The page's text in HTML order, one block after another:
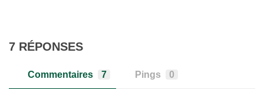
7 RÉPONSES
Commentaires 7 Pings 0